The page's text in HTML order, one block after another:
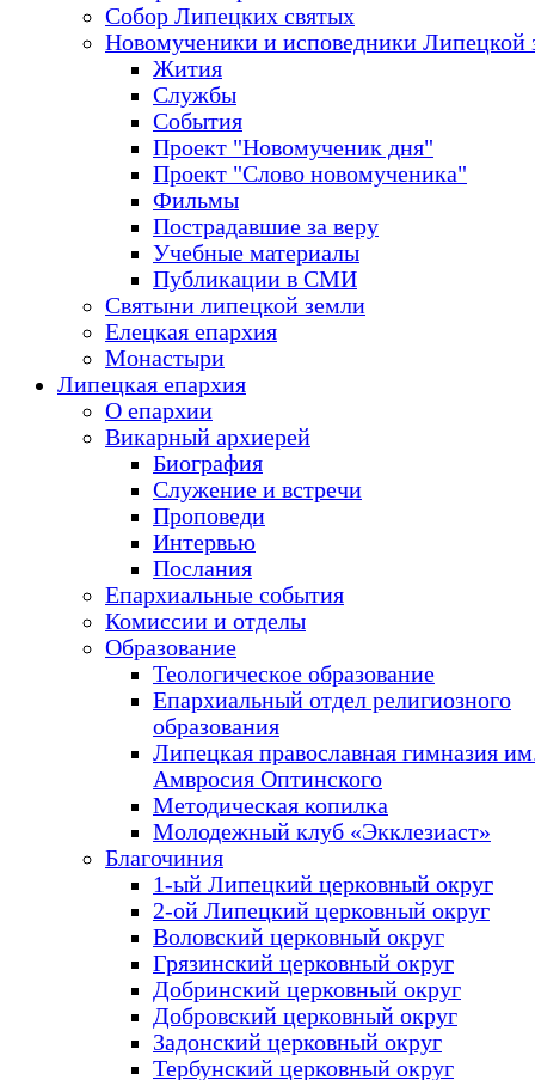
Собор Липецких святых
Новомученики и исповедники Липецкой
Жития
Службы
События
Проект "Новомученик дня"
Проект "Слово новомученика"
Фильмы
Пострадавшие за веру
Учебные материалы
Публикации в СМИ
Святыни липецкой земли
Елецкая епархия
Монастыри
Липецкая епархия
О епархии
Викарный архиерей
Биография
Служение и встречи
Проповеди
Интервью
Послания
Епархиальные события
Комиссии и отделы
Образование
Теологическое образование
Епархиальный отдел религиозного
образования
Липецкая православная гимназия
Амвросия Оптинского
Методическая копилка
Молодежный клуб «Экклезиаст»
Благочиния
1-ый Липецкий церковный округ
2-ой Липецкий церковный округ
Воловский церковный округ
Грязинский церковный округ
Добринский церковный округ
Добровский церковный округ
Задонский церковный округ
Тербунский церковный округ